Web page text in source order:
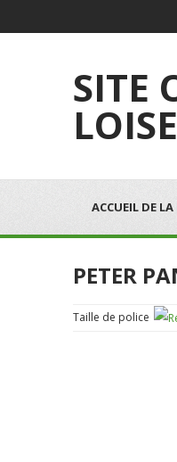
SITE
ACCUEIL DE
PETER
Taille de police